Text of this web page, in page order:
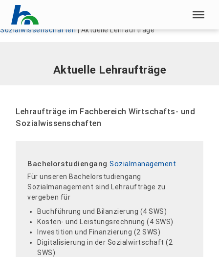
Menü überspringen
Menü überspringen
Home |Unsere HSN
Sozialwissenschaften|Aktuelle Lehraufträge
Aktuelle Lehraufträge
Lehraufträge im Fachbereich Wirtschafts- und
Sozialwissenschaften
BachelorstudiengangSozialmanagement
Für unseren Bachelorstudiengang
Sozialmanagement sind Lehraufträge zu
vergeben für
Buchführung und Bilanzierung (4 SWS)
Kosten- und Leistungsrechnung (4 SWS)
Investition und Finanzierung (2 SWS)
Digitalisierung in der Sozialwirtschaft (2
SWS)